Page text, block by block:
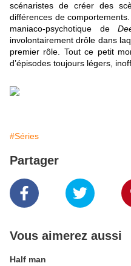
scénaristes de créer des
différences de
maniaco-psychotique de
involontairement drôle dans
premier rôle. Tout ce petit
d’épisodes toujours légers,
#Séries
Partager
Vous aimerez aussi
Half man